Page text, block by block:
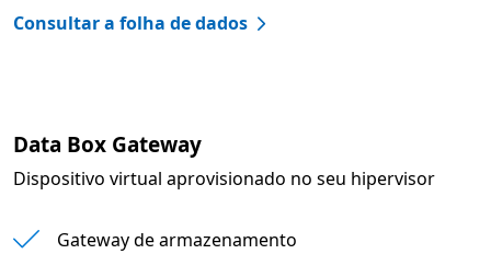
Consultar a folha de dados
Data Box Gateway
Dispositivo virtual aprovisionado no seu hipervisor
Gateway de armazenamento